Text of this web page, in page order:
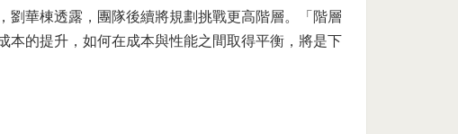
華棟透露，團隊後續將規劃挑戰更高階層。「階層
本的提升，如何在成本與性能之間取得平衡，將是下